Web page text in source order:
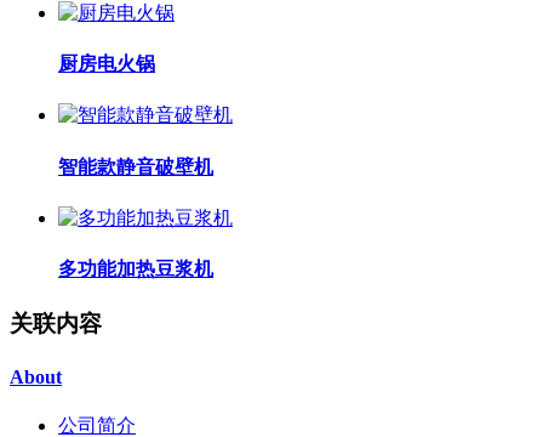
厨房电火锅
智能款静音破壁机
多功能加热豆浆机
关联内容
About
公司简介